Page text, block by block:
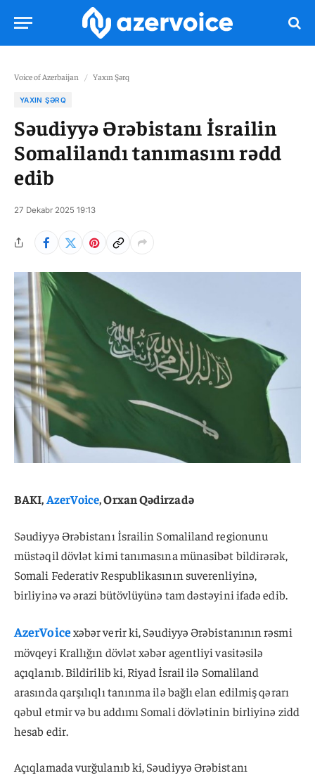
Voice of Azerbaijan / Yaxın Şərq
YAXIN ŞƏRQ
Səudiyyə Ərəbistanı İsrailin
Somalilandı tanımasını rədd
edib
27 Dekabr 2025 19:13
BAKI,AzerVoice, Orxan Qədirzadə
Səudiyyə Ərəbistanı İsrailin Somaliland regionunu
müstəqil dövlət kimi tanımasına münasibət bildirərək,
Somali Federativ Respublikasının suverenliyinə,
birliyinə və ərazi bütövlüyünə tam dəstəyini ifadə edib.
AzerVoicexəbər verir ki, Səudiyyə Ərəbistanının rəsmi
mövqeyi Krallığın dövlət xəbər agentliyi vasitəsilə
açıqlanıb. Bildirilib ki, Riyad İsrail ilə Somaliland
arasında qarşılıqlı tanınma ilə bağlı elan edilmiş qərarı
qəbul etmir və bu addımı Somali dövlətinin birliyinə zidd
hesab edir.
Açıqlamada vurğulanıb ki, Səudiyyə Ərəbistanı